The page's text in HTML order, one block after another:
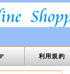
利用規約